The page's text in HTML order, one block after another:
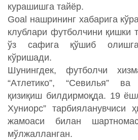
курашишга тайёр.
Goal нашрининг хабарига
клублари футболчини қишки
ўз сафига қўшиб
кўришади.
Шунингдек, футболчи
“Атлетико”, “Севилья”
қизиқиш билдирмоқда. 19
Хуниорс” тарбияланувчиси
жамоаси билан
мўлжалланган.